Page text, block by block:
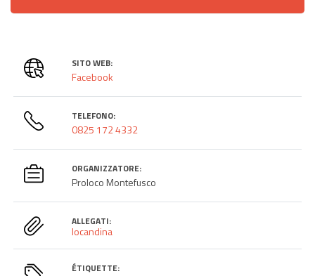
SITO WEB:
Facebook
TELEFONO:
0825 172 4332
ORGANIZZATORE:
Proloco Montefusco
ALLEGATI:
locandina
ÉTIQUETTE: